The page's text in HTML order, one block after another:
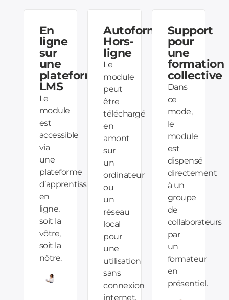
En
ligne
sur
une
plateforme
LMS
Le
module
est
accessible
via
une
plateforme
d’apprentissage
en
ligne,
soit la
vôtre,
soit la
nôtre.
Autoformation
Hors-
ligne
Le
module
peut
être
téléchargé
en
amont
sur
un
ordinateur
ou
un
réseau
local
pour
une
utilisation
sans
connexion
internet.
Support
pour
une
formation
collective
Dans
ce
mode,
le
module
est
dispensé
directement
à un
groupe
de
collaborateurs
par
un
formateur
en
présentiel.